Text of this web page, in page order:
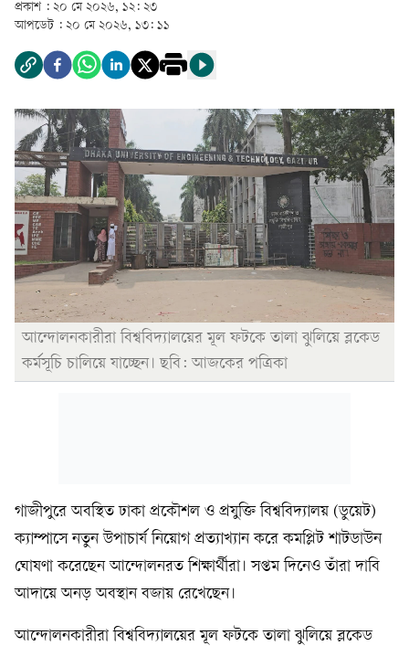
প্রকাশ : ২০ মে ২০২৬, ১২: ২৩
আপডেট : ২০ মে ২০২৬, ১৩: ১১
আন্দোলনকারীরা বিশ্ববিদ্যালয়ের মূল ফটকে তালা ঝুলিয়ে ব্লকেড
কর্মসূচি চালিয়ে যাচ্ছেন। ছবি: আজকের পত্রিকা
গাজীপুরে অবস্থিত ঢাকা প্রকৌশল ও প্রযুক্তি বিশ্ববিদ্যালয় (ডুয়েট)
ক্যাম্পাসে নতুন উপাচার্য নিয়োগ প্রত্যাখ্যান করে কমপ্লিট শাটডাউন
ঘোষণা করেছেন আন্দোলনরত শিক্ষার্থীরা। সপ্তম দিনেও তাঁরা দাবি
আদায়ে অনড় অবস্থান বজায় রেখেছেন।
আন্দোলনকারীরা বিশ্ববিদ্যালয়ের মূল ফটকে তালা ঝুলিয়ে ব্লকেড